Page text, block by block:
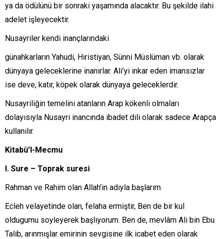
ya da ödülünü bir sonraki yaşamında alacaktır. Bu şekilde ilahi
adelet işleyecektir.
Nusayriler kendi inançlarındaki
günahkarların Yahudi, Hıristiyan, Sünni Müslüman vb. olarak
dünyaya geleceklerine inanırlar. Ali’yi inkar eden imansızlar
ise deve, katır, köpek olarak dünyaya geleceklerdir.
Nusayriliğin temelini atanların Arap kökenli olmaları
dolayısıyla Nusayri inancında ibadet dili olarak sadece Arapça
kullanılır.
Kitabü’l-Mecmu
I. Sure – Toprak suresi
Rahman ve Rahim olan Allah’in adıyla başlarım.
Ecleh velayetinde olan, felaha ermiştir, Ben de bir kul
oldugumu soyleyerek başlıyorum. Ben de, mevlâm Ali bin Ebu
Talib, arınmışlar emirinin sevgisine ilk icabet eden olarak